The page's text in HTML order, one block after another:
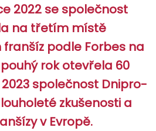
2022 se společnost
na třetím místě
podle Forbes na
rok otevřela 60
společnost Dnipro-
zkušenosti a
v Evropě.